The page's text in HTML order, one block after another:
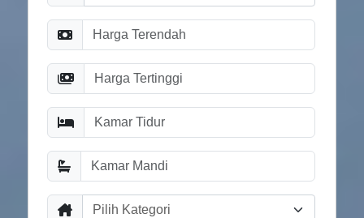
Pilih Kategori